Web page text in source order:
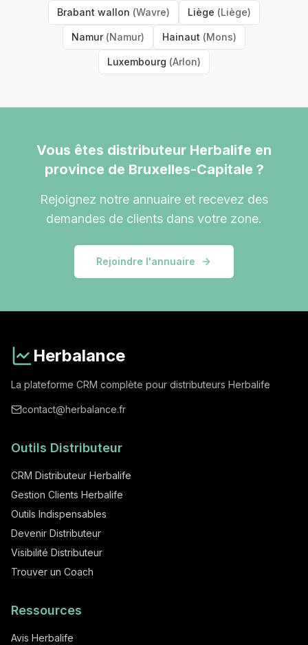
Brabant wallon (Wavre) Liège (Liège)
Namur (Namur) Hainaut (Mons)
Luxembourg (Arlon)
Vous êtes distributeur Herbalife en
province de Bruxelles-Capitale ?
Rejoignez notre annuaire et recevez des
demandes de clients dans votre zone.
Rejoindre l'annuaire
Herbalance
La plateforme CRM complète pour distributeurs Herbalife
contact@herbalance.fr
Outils Distributeur
CRM Distributeur Herbalife
Gestion Clients Herbalife
Outils Indispensables
Devenir Distributeur
Visibilité Distributeur
Trouver un Coach
Ressources
Avis Herbalife